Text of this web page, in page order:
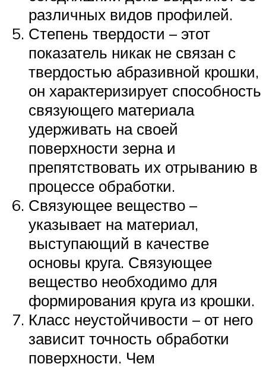
различных видов профилей.
Степень твердости – этот
показатель никак не связан с
твердостью абразивной крошки,
он характеризирует способность
связующего материала
удерживать на своей
поверхности зерна и
препятствовать их отрыванию в
процессе обработки.
Связующее вещество –
указывает на материал,
выступающий в качестве
основы круга. Связующее
вещество необходимо для
формирования круга из крошки.
Класс неустойчивости – от него
зависит точность обработки
поверхности. Чем